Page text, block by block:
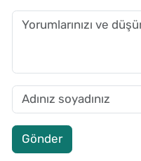
Gönder